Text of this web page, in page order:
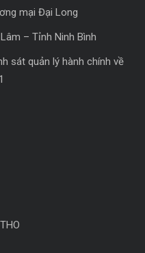
mại Đại Long
– Tỉnh Ninh Bình
sát quản lý hành chính về